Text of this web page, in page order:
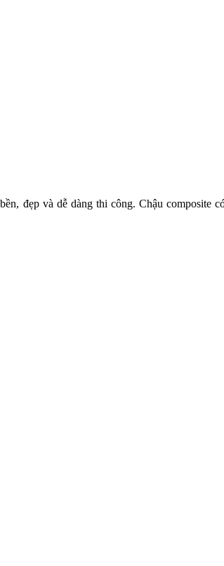
đẹp và dễ dàng thi công. Chậu composite